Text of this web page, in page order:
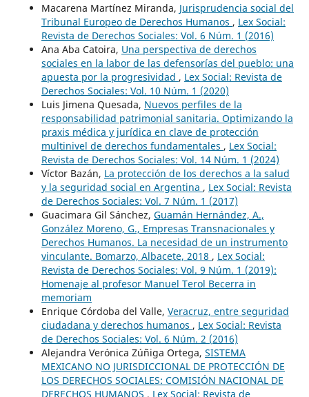
Macarena Martínez Miranda, Jurisprudencia social del
Tribunal Europeo de Derechos Humanos , Lex Social:
Revista de Derechos Sociales: Vol. 6 Núm. 1 (2016)
Ana Aba Catoira, Una perspectiva de derechos
sociales en la labor de las defensorías del pueblo: una
apuesta por la progresividad , Lex Social: Revista de
Derechos Sociales: Vol. 10 Núm. 1 (2020)
Luis Jimena Quesada, Nuevos perfiles de la
responsabilidad patrimonial sanitaria. Optimizando la
praxis médica y jurídica en clave de protección
multinivel de derechos fundamentales , Lex Social:
Revista de Derechos Sociales: Vol. 14 Núm. 1 (2024)
Víctor Bazán, La protección de los derechos a la salud
y la seguridad social en Argentina , Lex Social: Revista
de Derechos Sociales: Vol. 7 Núm. 1 (2017)
Guacimara Gil Sánchez, Guamán Hernández, A.,
González Moreno, G., Empresas Transnacionales y
Derechos Humanos. La necesidad de un instrumento
vinculante. Bomarzo, Albacete, 2018 , Lex Social:
Revista de Derechos Sociales: Vol. 9 Núm. 1 (2019):
Homenaje al profesor Manuel Terol Becerra in
memoriam
Enrique Córdoba del Valle, Veracruz, entre seguridad
ciudadana y derechos humanos , Lex Social: Revista
de Derechos Sociales: Vol. 6 Núm. 2 (2016)
Alejandra Verónica Zúñiga Ortega, SISTEMA
MEXICANO NO JURISDICCIONAL DE PROTECCIÓN DE
LOS DERECHOS SOCIALES: COMISIÓN NACIONAL DE
DERECHOS HUMANOS , Lex Social: Revista de